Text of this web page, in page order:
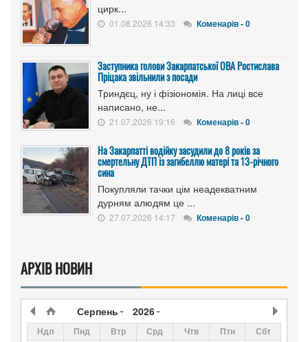
цирк...
01.08.2026 14:33 Коменарів - 0
Заступника голови Закарпатської ОВА Ростислава
Пріцака звільнили з посади
Триндєц, ну і фізіономія. На лиці все
написано, не...
21.07.2026 19:16 Коменарів - 0
На Закарпатті водійку засудили до 8 років за
смертельну ДТП із загибеллю матері та 13-річного
сина
Покупляли тачки цім неадекватним
дурням алюдям це ...
27.07.2026 14:17 Коменарів - 0
АРХІВ НОВИН
Серпень 2026
Ндл Пнд Втр Срд Чтв Птн Сбт